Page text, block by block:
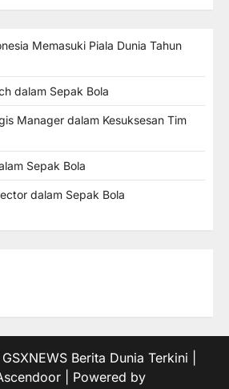
Memasuki Piala Dunia Tahun
dalam Sepak Bola
Manager dalam Kesuksesan Tim
Sepak Bola
dalam Sepak Bola
GSXNEWS Berita Dunia Terkini
| Powered by